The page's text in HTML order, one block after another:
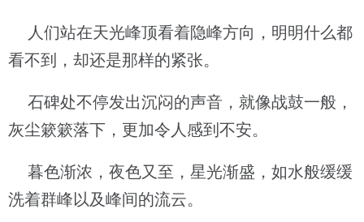
人们站在天光峰顶看着隐峰方向，明明什么都
看不到，却还是那样的紧张。
石碑处不停发出沉闷的声音，就像战鼓一般，
灰尘簌簌落下，更加令人感到不安。
暮色渐浓，夜色又至，星光渐盛，如水般缓缓
洗着群峰以及峰间的流云。